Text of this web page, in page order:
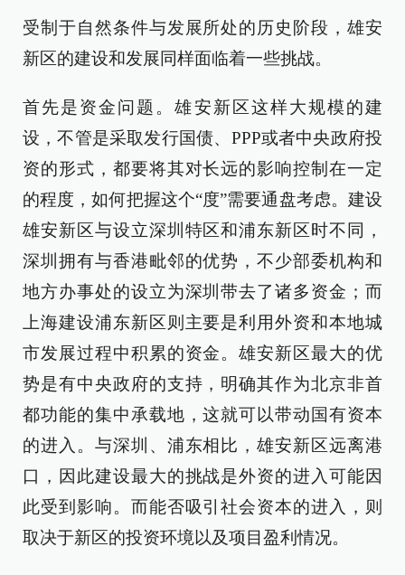
受制于自然条件与发展所处的历史阶段，雄安
新区的建设和发展同样面临着一些挑战。
首先是资金问题。雄安新区这样大规模的建
设，不管是采取发行国债、PPP或者中央政府投
资的形式，都要将其对长远的影响控制在一定
的程度，如何把握这个“度”需要通盘考虑。建设
雄安新区与设立深圳特区和浦东新区时不同，
深圳拥有与香港毗邻的优势，不少部委机构和
地方办事处的设立为深圳带去了诸多资金；而
上海建设浦东新区则主要是利用外资和本地城
市发展过程中积累的资金。雄安新区最大的优
势是有中央政府的支持，明确其作为北京非首
都功能的集中承载地，这就可以带动国有资本
的进入。与深圳、浦东相比，雄安新区远离港
口，因此建设最大的挑战是外资的进入可能因
此受到影响。而能否吸引社会资本的进入，则
取决于新区的投资环境以及项目盈利情况。